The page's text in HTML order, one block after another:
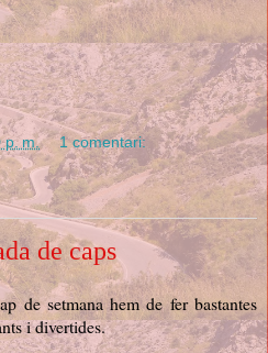
p. m. 1 comentari:
de caps
de setmana hem de fer bastantes
i divertides.